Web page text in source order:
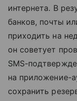
интернета. В
банков, почты
приходить на
он советует
SMS-
на приложение-
сохранить